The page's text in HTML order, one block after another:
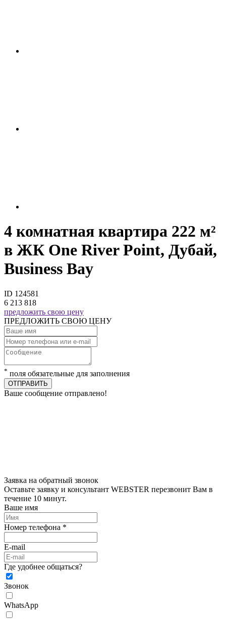
4 комнатная квартира 222 м²
в ЖК One River Point, Дубай,
Business Bay
ID 124581
6 213 818
предложить свою цену
ПРЕДЛОЖИТЬ СВОЮ ЦЕНУ
* поля обязательные для заполнения
ОТПРАВИТЬ
Ваше сообщение отправлено!
Заявка на обратный звонок
Оставьте заявку и консультант WEBSTER перезвонит Вам в
течение 10 минут.
Ваше имя
Номер телефона *
E-mail
Где удобнее общаться?
Звонок
WhatsApp